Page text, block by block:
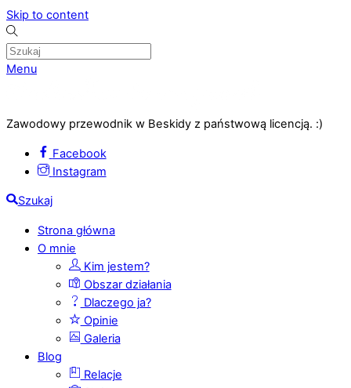
Skip to content
Menu
Zawodowy przewodnik w Beskidy z państwową licencją. :)
Facebook
Instagram
Szukaj
Strona główna
O mnie
Kim jestem?
Obszar działania
Dlaczego ja?
Opinie
Galeria
Blog
Relacje